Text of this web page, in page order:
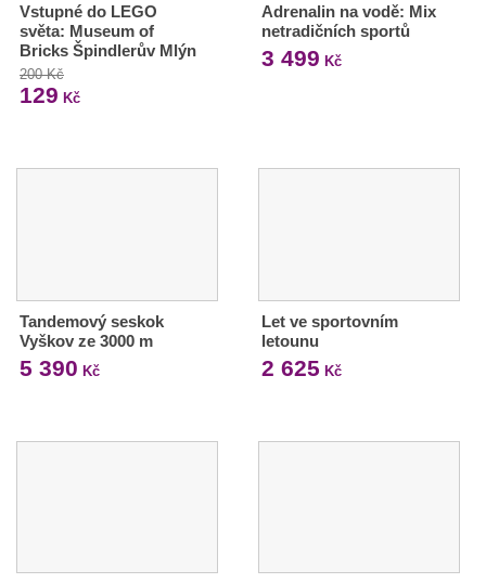
Vstupné do LEGO
světa: Museum of
Bricks Špindlerův Mlýn
200 Kč
129 Kč
Adrenalin na vodě: Mix
netradičních sportů
3 499 Kč
Tandemový seskok
Vyškov ze 3000 m
5 390 Kč
Let ve sportovním
letounu
2 625 Kč